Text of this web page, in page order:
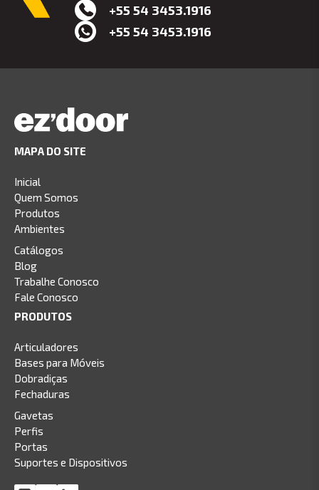
+55 54 3453.1916
+55 54 3453.1916
MAPA DO SITE
Inicial
Quem Somos
Produtos
Ambientes
Catálogos
Blog
Trabalhe Conosco
Fale Conosco
PRODUTOS
Articuladores
Bases para Móveis
Dobradiças
Fechaduras
Gavetas
Perfis
Portas
Suportes e Dispositivos